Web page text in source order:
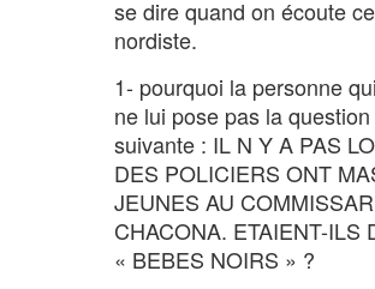
se dire quand on écoute
nordiste.
1- pourquoi la personne
ne lui pose pas la
suivante : IL N Y A PAS
DES POLICIERS ONT
JEUNES AU
CHACONA. ETAIENT-ILS
« BEBES NOIRS » ?